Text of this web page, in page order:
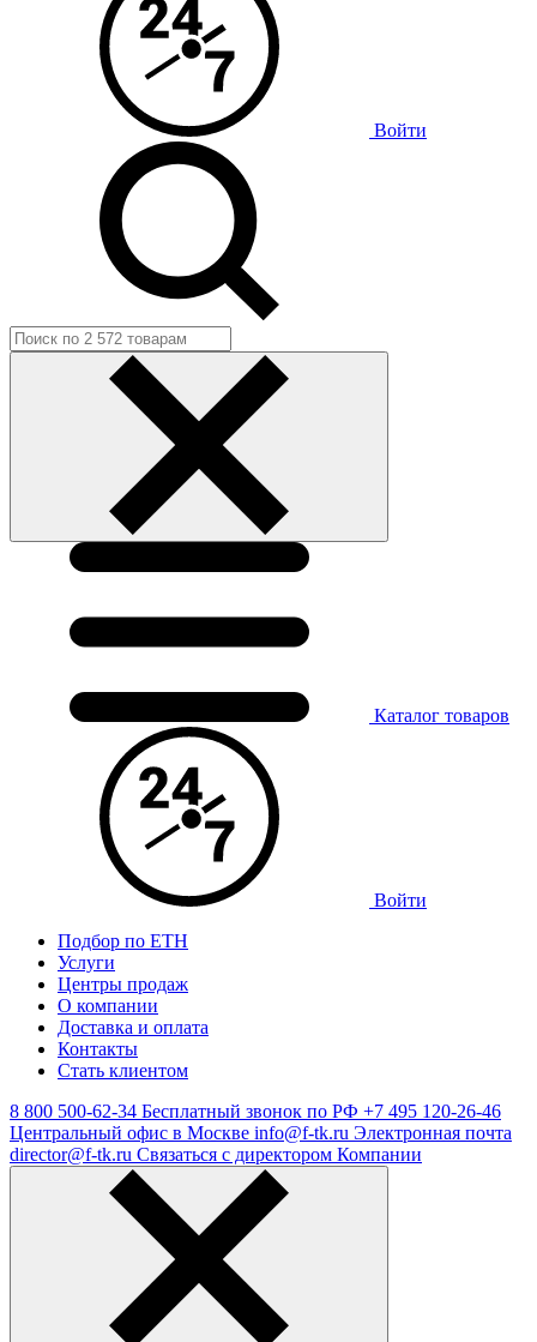
Войти
Каталог товаров
Войти
Подбор по ЕТН
Услуги
Центры продаж
О компании
Доставка и оплата
Контакты
Стать клиентом
8 800 500-62-34 Бесплатный звонок по РФ +7 495 120-26-46
Центральный офис в Москве info@f-tk.ru Электронная почта
director@f-tk.ru Связаться с директором Компании